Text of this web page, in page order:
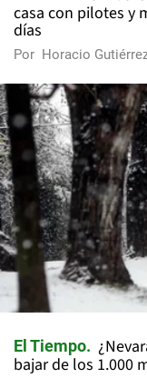
casa con pilotes y
días
Por Horacio
El Tiempo
bajar de los 1.000